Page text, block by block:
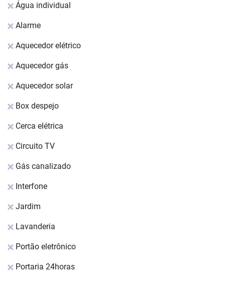
Água individual
Alarme
Aquecedor elétrico
Aquecedor gás
Aquecedor solar
Box despejo
Cerca elétrica
Circuito TV
Gás canalizado
Interfone
Jardim
Lavanderia
Portão eletrônico
Portaria 24horas